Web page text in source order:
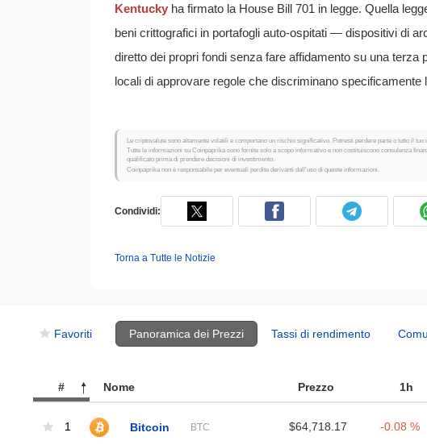
Kentucky ha firmato la House Bill 701 in legge. Quella
beni crittografici in portafogli auto-ospitati — dispositivi di
diretto dei propri fondi senza fare affidamento su una
locali di approvare regole che discriminano specificamente
Le criptovalute sono altamente volatili e comportano un rischio significativo. Potresti perdere parte o tutto il tuo
Tutte le informazioni su Coinpaprika sono fornite solo a scopo informativo e non costituiscono consulenza
qualificato prima di prendere decisioni di investimento.
Coinpaprika non è responsabile per eventuali perdite derivanti dall'uso di queste informazioni.
Condividi:
Torna a Tutte le Notizie
Favoriti Panoramica dei Prezzi Tassi di rendimento
# Nome Prezzo 1h
1 Bitcoin BTC $64,718.17 -0.08 %